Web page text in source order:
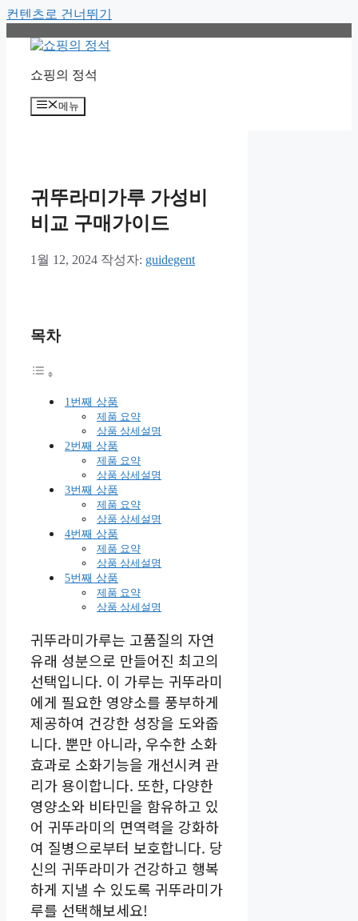
컨텐츠로 건너뛰기
쇼핑의 정석
메뉴
귀뚜라미가루 가성비
비교 구매가이드
1월 12, 2024 작성자: guidegent
목차
1번째 상품
제품 요약
상품 상세설명
2번째 상품
제품 요약
상품 상세설명
3번째 상품
제품 요약
상품 상세설명
4번째 상품
제품 요약
상품 상세설명
5번째 상품
제품 요약
상품 상세설명
귀뚜라미가루는 고품질의 자연
유래 성분으로 만들어진 최고의
선택입니다. 이 가루는 귀뚜라미
에게 필요한 영양소를 풍부하게
제공하여 건강한 성장을 도와줍
니다. 뿐만 아니라, 우수한 소화
효과로 소화기능을 개선시켜 관
리가 용이합니다. 또한, 다양한
영양소와 비타민을 함유하고 있
어 귀뚜라미의 면역력을 강화하
여 질병으로부터 보호합니다. 당
신의 귀뚜라미가 건강하고 행복
하게 지낼 수 있도록 귀뚜라미가
루를 선택해보세요!